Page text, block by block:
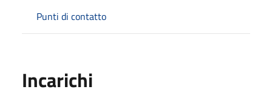
Punti di contatto
Incarichi